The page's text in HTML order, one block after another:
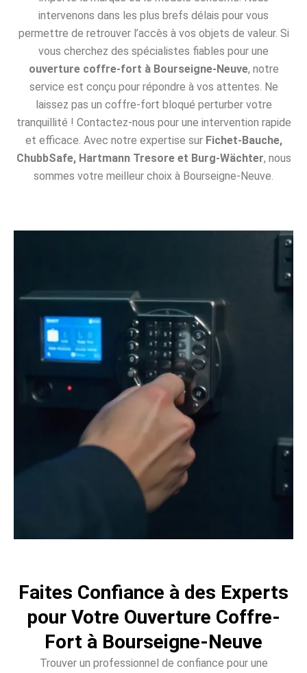
intervenons dans les plus brefs délais pour vous
permettre de retrouver l’accès à vos objets de valeur. Si
vous cherchez des spécialistes fiables pour une
ouverture coffre-fort à Bourseigne-Neuve, notre
service est conçu pour répondre à vos attentes. Ne
laissez pas un coffre-fort bloqué perturber votre
tranquillité ! Contactez-nous pour une intervention rapide
et efficace. Avec notre expertise sur Fichet-Bauche,
ChubbSafe, Hartmann Tresore et Burg-Wächter, nous
sommes votre meilleur choix à Bourseigne-Neuve.
Faites Confiance à des Experts
pour Votre Ouverture Coffre-
Fort à Bourseigne-Neuve
Trouver un professionnel de confiance pour une